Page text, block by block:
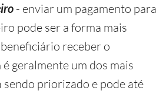
- enviar um pagamento para
pode ser a forma mais
receber o
geralmente um dos mais
sendo priorizado e pode até